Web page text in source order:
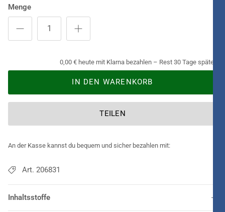
Menge
0,00 € heute mit Klarna bezahlen – Rest 30 Tage später.
IN DEN WARENKORB
TEILEN
An der Kasse kannst du bequem und sicher bezahlen mit:
Art. 206831
Inhaltsstoffe